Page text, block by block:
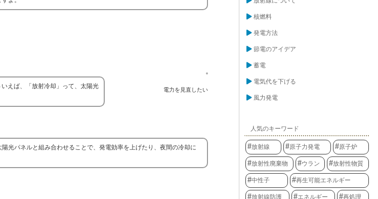
電力を見直したい
えば、「放射冷却」って、太陽光
光パネルと組み合わせることで、発電効率を上げたり、夜間の冷却に
核燃料
発電方法
節電のアイデア
蓄電
電気代を下げる
風力発電
人気のキーワード
放射線 原子力発電 原子炉
放射性廃棄物 ウラン 放射性物質
中性子 再生可能エネルギー
放射線防護 エネルギー 再処理